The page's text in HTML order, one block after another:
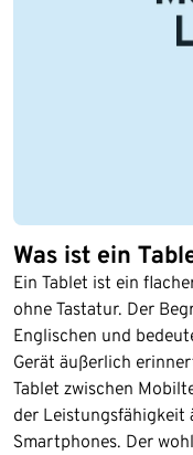
Was ist ein
Ein Tablet ist ein
ohne Tastatur. Der
Englischen und
Gerät äußerlich
Tablet zwischen
der Leistungsfähigkeit
Smartphones. Der